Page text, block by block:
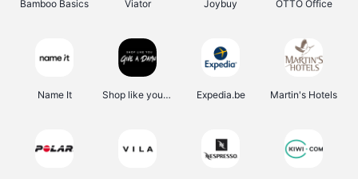
Bamboo Basics Viator Joybuy OTTO Office
Name It Shop like you Give A Damn Expedia.be Martin's Hotels